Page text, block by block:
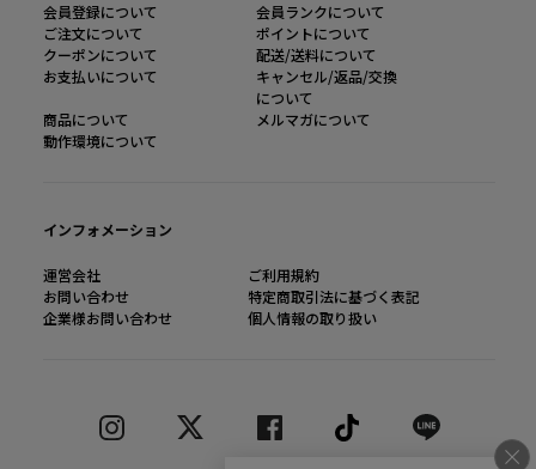
会員登録について
会員ランクについて
ご注文について
ポイントについて
クーポンについて
配送/送料について
お支払いについて
キャンセル/返品/交換
について
商品について
メルマガについて
動作環境について
インフォメーション
運営会社
ご利用規約
お問い合わせ
特定商取引法に基づく表記
企業様お問い合わせ
個人情報の取り扱い